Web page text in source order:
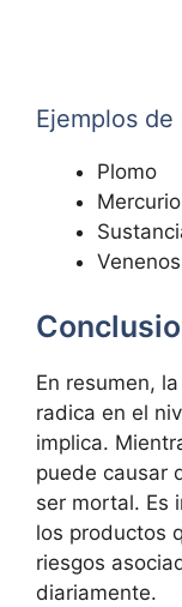
Ejemplos
Plomo
Mercurio
En resumen,
radica en el
implica.
puede causar
ser mortal. Es
los productos
riesgos
diariamente.